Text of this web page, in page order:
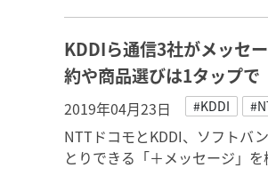
KDDIら通信3社がメッセ
約や商品選びは1タップで
2019年04月23日 #KDDI
NTTドコモとKDDI、ソフトバ
とりできる「＋メッセージ」